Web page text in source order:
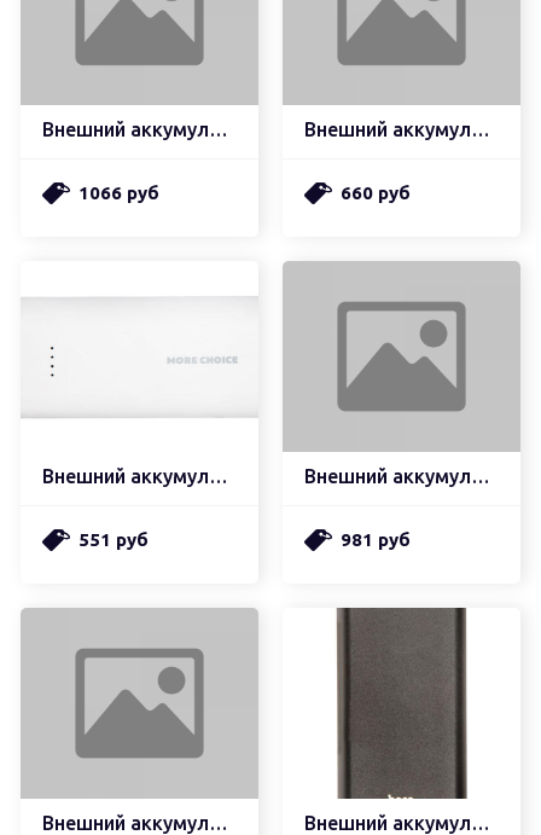
Внешний аккумулятор hoco q2 galax быстрая зарядка qc3.0, pd20, usb-a 22,5w (10000mah), черный (мятая упаковка)
1066 руб
Внешний аккумулятор hoco j52 new joy mobille, 2.0а (10000mah), черный (поврежденная упаковка)
660 руб
Внешний аккумулятор more choice pв11-05 freedom, 1.0а, 5200mah, белый
551 руб
Внешний аккумулятор borofone bj7 prospect wireless fast беспроводная быстрая зарядка (10000mah), черный (мятая упаковка)
981 руб
Внешний аккумулятор hoco j41 treasure mobile (10000mah), белый (мятая упаковка) Внешний аккумулятор hoco j68 resourceful 5v, 2.0a, 10000mah, черный